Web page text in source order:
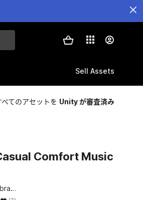
Sell Assets
べてのアセットを Unity が審査済み
Comfort Music
Alibi Orange Music Library